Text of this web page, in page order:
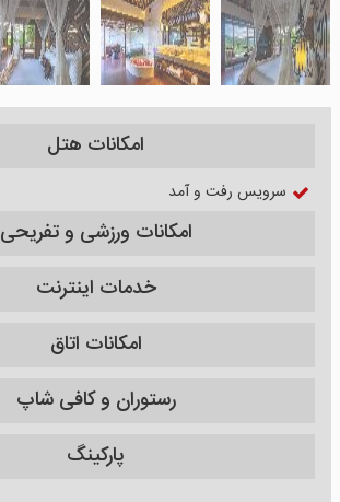
امکانات هتل
سرویس رفت و آمد
امکانات ورزشی و تفریحی
خدمات اینترنت
امکانات اتاق
رستوران و کافی شاپ
پارکینگ